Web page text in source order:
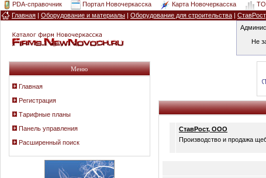
PDA-справочник Портал Новочеркасска Карта Новочеркасска
Главная | Оборудование и материалы | Оборудование для строительства |
Не
Меню
Главная
Регистрация
Тарифные планы
Панель управления
Расширенный поиск
СтавРост, ООО
Производство и продажа